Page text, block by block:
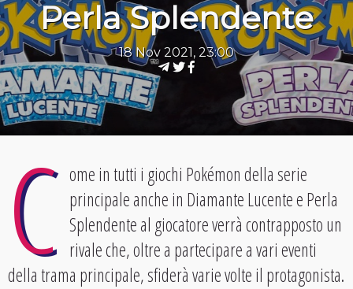
Perla Splendente
18 Nov 2021, 23:00
C ome in tutti i giochi Pokémon della serie
principale anche in Diamante Lucente e Perla
Splendente al giocatore verrà contrapposto un
rivale che, oltre a partecipare a vari eventi
della trama principale, sfiderà varie volte il protagonista.